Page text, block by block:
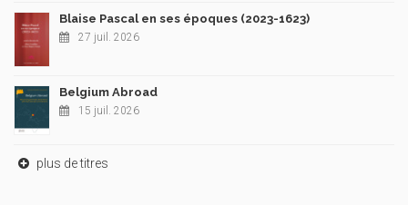
Blaise Pascal en ses époques (2023-1623)
27 juil. 2026
Belgium Abroad
15 juil. 2026
plus de titres